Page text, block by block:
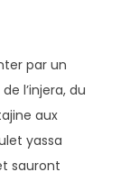
par un
l’injera, du
aux
yassa
sauront